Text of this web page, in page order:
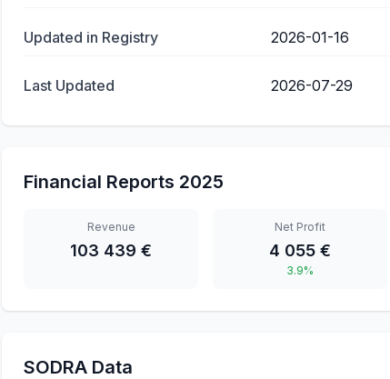
Updated in Registry 2026-01-16
Last Updated 2026-07-29
Financial Reports 2025
Revenue
103 439 €
Net Profit
4 055 €
3.9%
SODRA Data